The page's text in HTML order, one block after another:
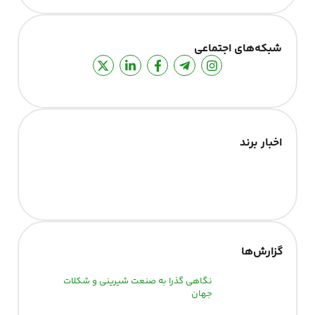
شبکه‌های اجتماعی
اخبار برند
گزارش‌‌ها
نگاهی گذرا به صنعت شیرینی و شکلات
جهان